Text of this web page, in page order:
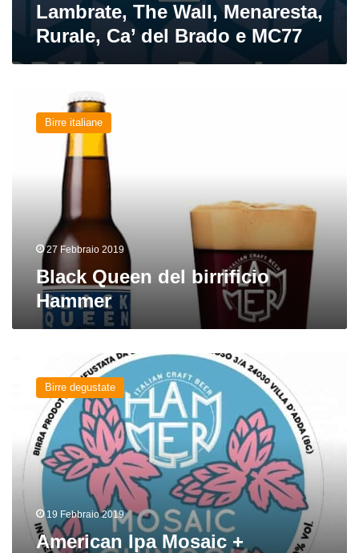
Lambrate, The Wall, Menaresta,
Rurale, Ca’ del Brado e MC77
Queen
Birre italiane
27 Febbraio 2019
Black Queen del birrificio
Hammer
Mosaic
Chinook
birrificio
Hammer
Birre degustate
19 Febbraio 2019
American Ipa Mosaic +